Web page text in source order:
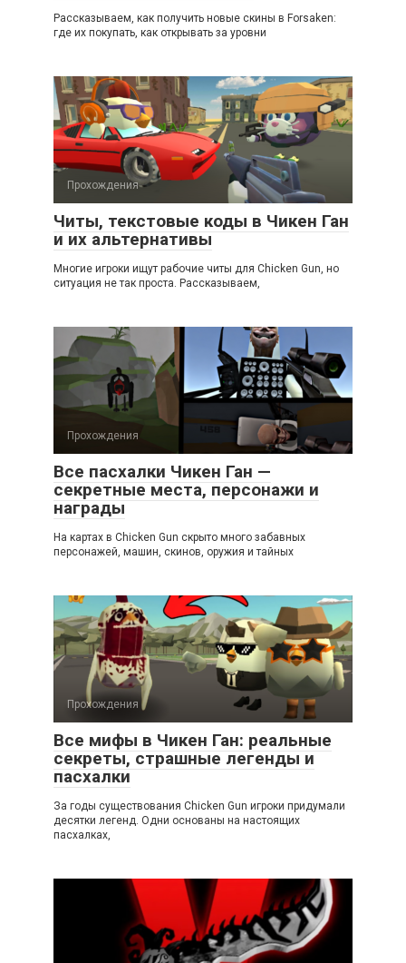
Рассказываем, как получить новые скины в Forsaken:
где их покупать, как открывать за уровни
Прохождения
Читы, текстовые коды в Чикен Ган
и их альтернативы
Многие игроки ищут рабочие читы для Chicken Gun, но
ситуация не так проста. Рассказываем,
Прохождения
Все пасхалки Чикен Ган —
секретные места, персонажи и
награды
На картах в Chicken Gun скрыто много забавных
персонажей, машин, скинов, оружия и тайных
Прохождения
Все мифы в Чикен Ган: реальные
секреты, страшные легенды и
пасхалки
За годы существования Chicken Gun игроки придумали
десятки легенд. Одни основаны на настоящих
пасхалках,